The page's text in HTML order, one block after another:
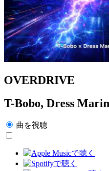
OVERDRIVE
T-Bobo, Dress
曲を視聴